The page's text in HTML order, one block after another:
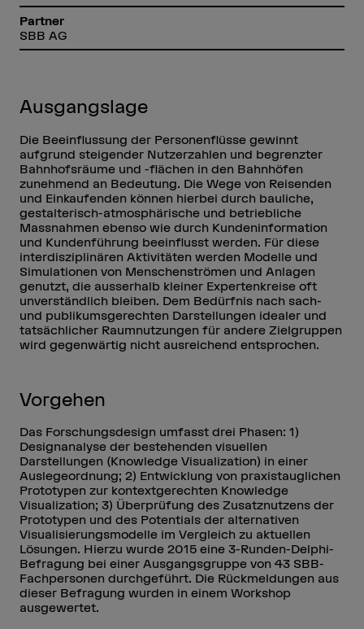
Partner
SBB AG
Ausgangslage
Die Beeinflussung der Personenflüsse gewinnt
aufgrund steigender Nutzerzahlen und begrenzter
Bahnhofsräume und -flächen in den Bahnhöfen
zunehmend an Bedeutung. Die Wege von Reisenden
und Einkaufenden können hierbei durch bauliche,
gestalterisch-atmosphärische und betriebliche
Massnahmen ebenso wie durch Kundeninformation
und Kundenführung beeinflusst werden. Für diese
interdisziplinären Aktivitäten werden Modelle und
Simulationen von Menschenströmen und Anlagen
genutzt, die ausserhalb kleiner Expertenkreise oft
unverständlich bleiben. Dem Bedürfnis nach sach-
und publikumsgerechten Darstellungen idealer und
tatsächlicher Raumnutzungen für andere Zielgruppen
wird gegenwärtig nicht ausreichend entsprochen.
Vorgehen
Das Forschungsdesign umfasst drei Phasen: 1)
Designanalyse der bestehenden visuellen
Darstellungen (Knowledge Visualization) in einer
Auslegeordnung; 2) Entwicklung von praxistauglichen
Prototypen zur kontextgerechten Knowledge
Visualization; 3) Überprüfung des Zusatznutzens der
Prototypen und des Potentials der alternativen
Visualisierungsmodelle im Vergleich zu aktuellen
Lösungen. Hierzu wurde 2015 eine 3-Runden-Delphi-
Befragung bei einer Ausgangsgruppe von 43 SBB-
Fachpersonen durchgeführt. Die Rückmeldungen aus
dieser Befragung wurden in einem Workshop
ausgewertet.